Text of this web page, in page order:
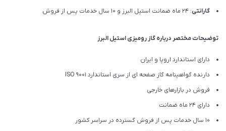
گارانتی: 24 ماه ضمانت استیل البرز و 10 سال خدمات پس از فروش
توضیحات مختصر درباره گاز رومیزی استیل البرز
دارای استاندارد اروپا و ایران
دارنده گواهینامه گاز صفحه ای از سری استاندارد ISO 9001
فروش در بازارهای خارجی
دارای 24 ماه ضمانت
10 سال خدمات پس از فروش گسترده در سراسر کشور